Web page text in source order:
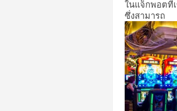
ในแจ็กพอตที่
ซึ่งสามารถ